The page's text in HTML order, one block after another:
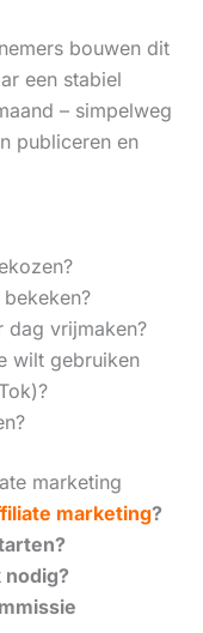
bouwen dit
een stabiel
– simpelweg
publiceren en
dag vrijmaken?
wilt gebruiken
marketing
marketing?